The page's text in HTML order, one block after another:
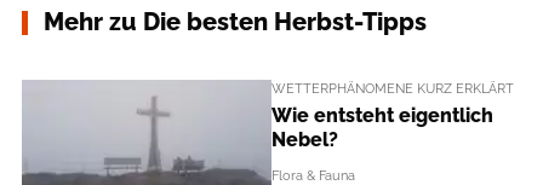
Mehr zu Die besten Herbst-Tipps
WETTERPHÄNOMENE KURZ ERKLÄRT
Wie entsteht eigentlich
Nebel?
Flora & Fauna